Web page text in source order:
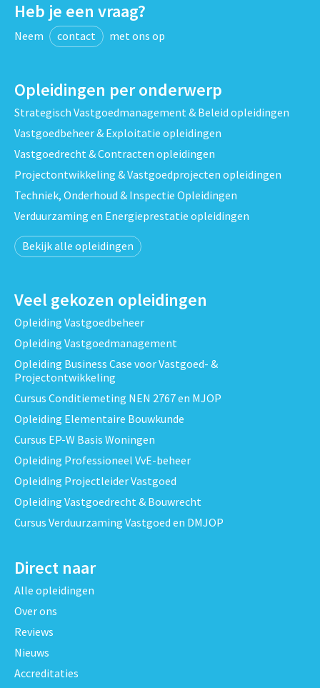
Heb je een vraag?
Neem contact met ons op
Opleidingen per onderwerp
Strategisch Vastgoedmanagement & Beleid opleidingen
Vastgoedbeheer & Exploitatie opleidingen
Vastgoedrecht & Contracten opleidingen
Projectontwikkeling & Vastgoedprojecten opleidingen
Techniek, Onderhoud & Inspectie Opleidingen
Verduurzaming en Energieprestatie opleidingen
Bekijk alle opleidingen
Veel gekozen opleidingen
Opleiding Vastgoedbeheer
Opleiding Vastgoedmanagement
Opleiding Business Case voor Vastgoed- &
Projectontwikkeling
Cursus Conditiemeting NEN 2767 en MJOP
Opleiding Elementaire Bouwkunde
Cursus EP-W Basis Woningen
Opleiding Professioneel VvE-beheer
Opleiding Projectleider Vastgoed
Opleiding Vastgoedrecht & Bouwrecht
Cursus Verduurzaming Vastgoed en DMJOP
Direct naar
Alle opleidingen
Over ons
Reviews
Nieuws
Accreditaties